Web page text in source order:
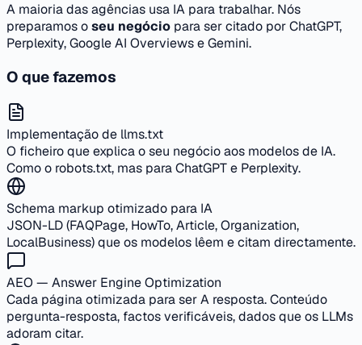
A maioria das agências usa IA para trabalhar. Nós
preparamos oseu negócio para ser citado por ChatGPT,
Perplexity, Google AI Overviews e Gemini.
O que fazemos
Implementação de llms.txt
O ficheiro que explica o seu negócio aos modelos de IA.
Como o robots.txt, mas para ChatGPT e Perplexity.
Schema markup otimizado para IA
JSON-LD (FAQPage, HowTo, Article, Organization,
LocalBusiness) que os modelos lêem e citam directamente.
AEO — Answer Engine Optimization
Cada página otimizada para ser A resposta. Conteúdo
pergunta-resposta, factos verificáveis, dados que os LLMs
adoram citar.